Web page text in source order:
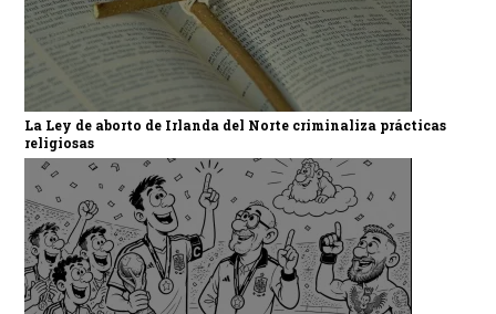
La Ley de aborto de Irlanda del Norte criminaliza prácticas
religiosas